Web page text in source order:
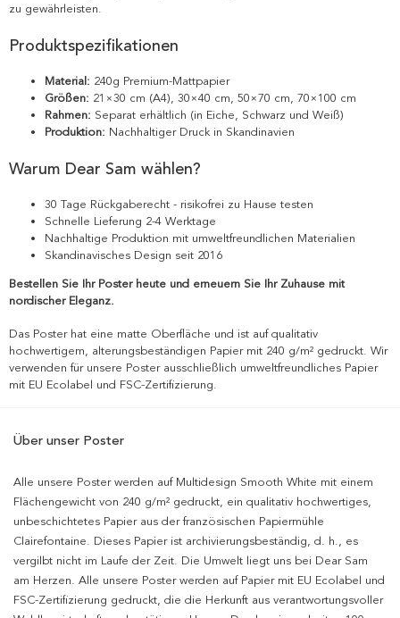
zu gewährleisten.
Produktspezifikationen
Material: 240g Premium-Mattpapier
Größen: 21×30 cm (A4), 30×40 cm, 50×70 cm, 70×100 cm
Rahmen: Separat erhältlich (in Eiche, Schwarz und Weiß)
Produktion: Nachhaltiger Druck in Skandinavien
Warum Dear Sam wählen?
30 Tage Rückgaberecht - risikofrei zu Hause testen
Schnelle Lieferung 2-4 Werktage
Nachhaltige Produktion mit umweltfreundlichen Materialien
Skandinavisches Design seit 2016
Bestellen Sie Ihr Poster heute und erneuern Sie Ihr Zuhause mit
nordischer Eleganz.
Das Poster hat eine matte Oberfläche und ist auf qualitativ
hochwertigem, alterungsbeständigen Papier mit 240 g/m² gedruckt. Wir
verwenden für unsere Poster ausschließlich umweltfreundliches Papier
mit EU Ecolabel und FSC-Zertifizierung.
Über unser Poster
Alle unsere Poster werden auf Multidesign Smooth White mit einem
Flächengewicht von 240 g/m² gedruckt, ein qualitativ hochwertiges,
unbeschichtetes Papier aus der französischen Papiermühle
Clairefontaine. Dieses Papier ist archivierungsbeständig, d. h., es
vergilbt nicht im Laufe der Zeit. Die Umwelt liegt uns bei Dear Sam
am Herzen. Alle unsere Poster werden auf Papier mit EU Ecolabel und
FSC-Zertifizierung gedruckt, die die Herkunft aus verantwortungsvoller